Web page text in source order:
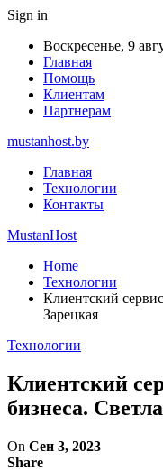
Sign in
Воскресенье, 9
Главная
Помощь
Клиентам
Партнерам
mustanhost.by
Главная
Технологии
Контакты
MustanHost
Home
Технологии
Клиентский
Зарецкая
Технологии
Клиентский
бизнеса.
On Сен 3, 2023
Share